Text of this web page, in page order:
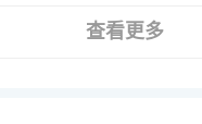
查看更多